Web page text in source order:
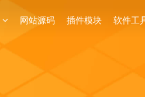
网站源码 插件模块 软件工